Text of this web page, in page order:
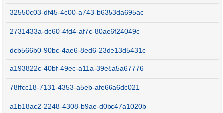
32550c03-df45-4c00-a743-b6353da695ac
2731433a-dc60-4fd4-af7c-80ae6f24049c
dcb566b0-90bc-4ae6-8ed6-23de13d5431c
a193822c-40bf-49ec-a11a-39e8a5a67776
78ffcc18-7131-4353-a5eb-afe66a6dc021
a1b18ac2-2248-4308-b9ae-d0bc47a1020b